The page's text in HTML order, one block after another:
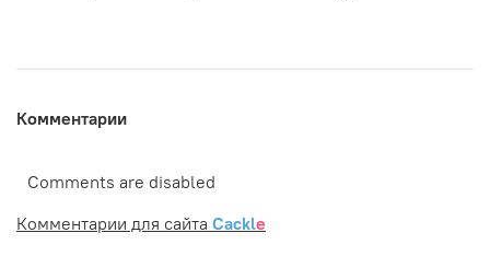
Комментарии
Comments are disabled
Комментарии для сайта Cackle